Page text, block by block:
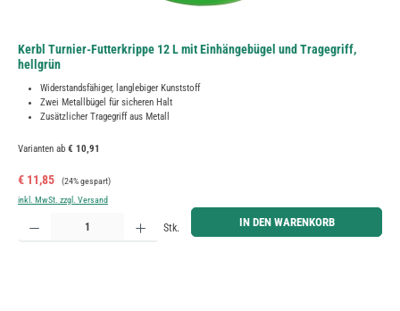
Kerbl Turnier-Futterkrippe 12 L mit Einhängebügel und Tragegriff,
hellgrün
Widerstandsfähiger, langlebiger Kunststoff
Zwei Metallbügel für sicheren Halt
Zusätzlicher Tragegriff aus Metall
Varianten ab € 10,91
Verkaufspreis:
€ 11,85 Regulärer Preis:
(24% gespart)
inkl. MwSt. zzgl. Versand
Produkt Anzahl: Gib den gewünschten Wert ein oder benutze die Schaltflächen um die Anzahl zu
Stk. IN DEN WARENKORB